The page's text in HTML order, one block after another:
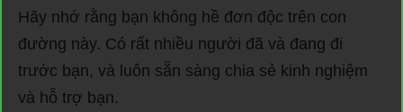
Hãy nhớ rằng bạn không hề đơn độc trên con
đường này. Có rất nhiều người đã và đang đi
trước bạn, và luôn sẵn sàng chia sẻ kinh nghiệm
và hỗ trợ bạn.